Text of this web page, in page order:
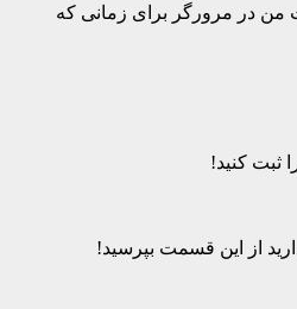
من در مرورگر برای زمانی که
ثبت کنید!
از این قسمت بپرسید!